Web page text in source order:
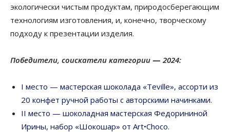
экологически чистым продуктам, природосберегающим
технологиям изготовления, и, конечно, творческому
подходу к презентации изделия.
Победители, соискатели категории — 2024:
I место — мастерская шоколада «Teville», ассорти из
20 конфет ручной работы с авторскими начинками.
II место — шоколадная мастерская Федорининой
Ирины, набор «Шокошар» от Art•Choco.